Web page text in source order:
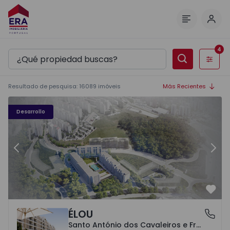
Filtros
4
Resultado de pesquisa: 16089 imóveis Más Recientes
Desarrollo
Élou - 10
Anterior
Santo António dos Cavaleiros e Frielas, Lisboa
ÉLOU
Santo António dos Cavaleiros e Frielas, Lisboa